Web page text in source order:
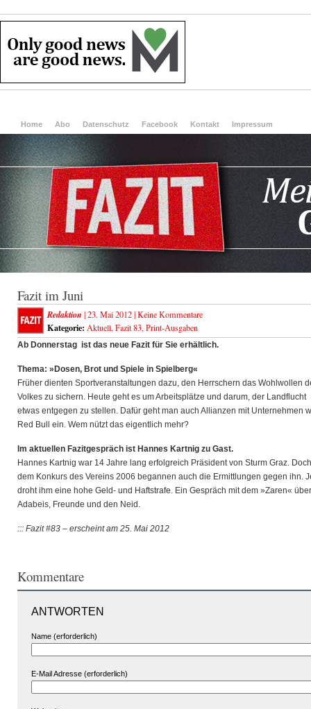
Home Abo Datenschutz Facebook Kontakt Impressum
Fazit im Juni
Redaktion | 23. Mai 2012 |Keine Kommentare
Kategorie: Aktuell, Fazit 83, Print-Ausgaben
Ab Donnerstag ist das neue Fazit für Sie erhältlich.
Thema: »Dosen, Brot und Spiele in Spielberg«
Früher dienten Sportveranstaltungen dazu, den Herrschern das Wohlwollen
Volkes zu sichern. Heute geht es um Arbeitsplätze und darum, der Landflucht
etwas entgegen zu stellen. Dafür geht man auch Allianzen mit Unternehmen
Red Bull ein. Wem nützt das eigentlich mehr?
Im aktuellen Fazitgespräch ist Hannes Kartnig zu Gast.
Hannes Kartnig war 14 Jahre lang erfolgreich Präsident von Sturm Graz.
dem Konkurs des Vereins 2006 begannen auch die Ermittlungen gegen ihn.
droht ihm eine hohe Geld- und Haftstrafe. Ein Gespräch mit dem »Zaren« über
Adabeis, Freunde und den Neid.
::: Fazit #83 – erscheint am 25. Mai 2012
Kommentare
ANTWORTEN
Name (erforderlich)
E-Mail Adresse (erforderlich)